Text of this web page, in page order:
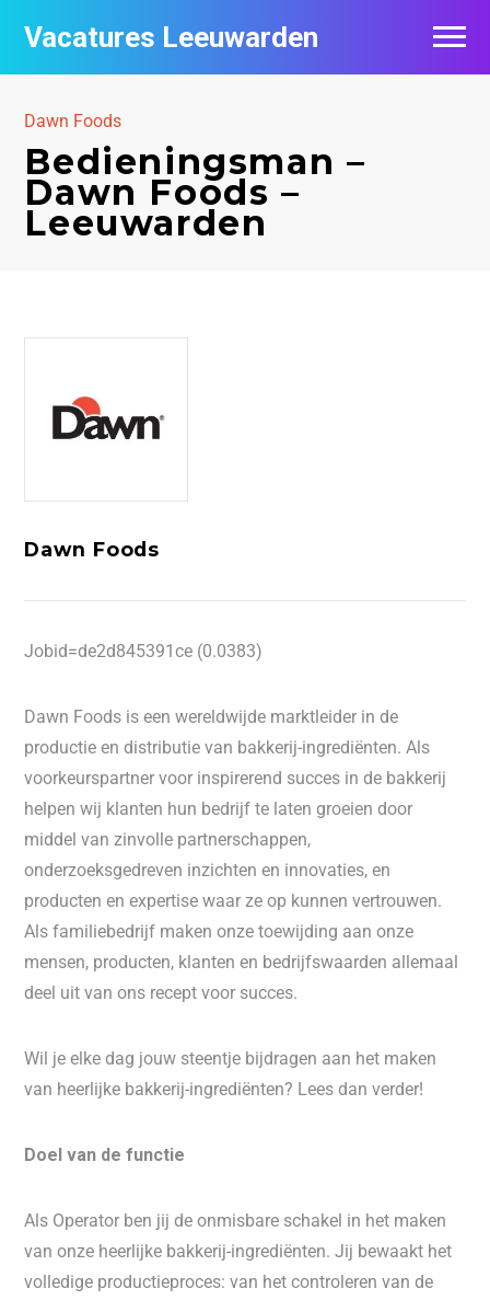
Vacatures Leeuwarden
Dawn Foods
Bedieningsman –
Dawn Foods –
Leeuwarden
Dawn Foods
Jobid=de2d845391ce (0.0383)
Dawn Foods is een wereldwijde marktleider in de
productie en distributie van bakkerij-ingrediënten. Als
voorkeurspartner voor inspirerend succes in de bakkerij
helpen wij klanten hun bedrijf te laten groeien door
middel van zinvolle partnerschappen,
onderzoeksgedreven inzichten en innovaties, en
producten en expertise waar ze op kunnen vertrouwen.
Als familiebedrijf maken onze toewijding aan onze
mensen, producten, klanten en bedrijfswaarden allemaal
deel uit van ons recept voor succes.
Wil je elke dag jouw steentje bijdragen aan het maken
van heerlijke bakkerij-ingrediënten? Lees dan verder!
Doel van de functie
Als Operator ben jij de onmisbare schakel in het maken
van onze heerlijke bakkerij-ingrediënten. Jij bewaakt het
volledige productieproces: van het controleren van de
Vacatures per bedrijf
Nieuwsbrief feed